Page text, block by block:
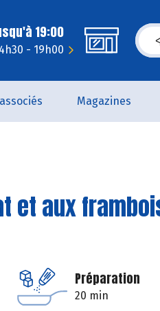
19:00
- 19h00
Magazines
et aux
Préparation
20 min